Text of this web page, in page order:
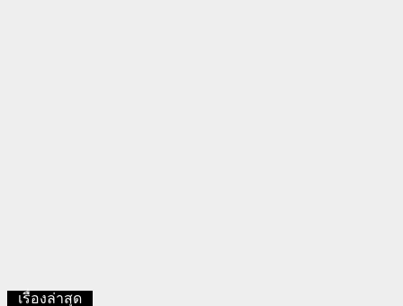
เรื่องล่าสุด